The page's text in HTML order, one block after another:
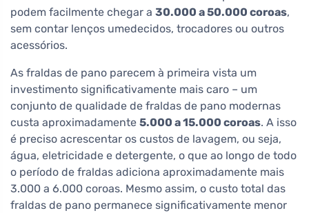
podem facilmente chegar a 30.000 a 50.000 coroas,
sem contar lenços umedecidos, trocadores ou outros
acessórios.
As fraldas de pano parecem à primeira vista um
investimento significativamente mais caro – um
conjunto de qualidade de fraldas de pano modernas
custa aproximadamente 5.000 a 15.000 coroas. A isso
é preciso acrescentar os custos de lavagem, ou seja,
água, eletricidade e detergente, o que ao longo de todo
o período de fraldas adiciona aproximadamente mais
3.000 a 6.000 coroas. Mesmo assim, o custo total das
fraldas de pano permanece significativamente menor